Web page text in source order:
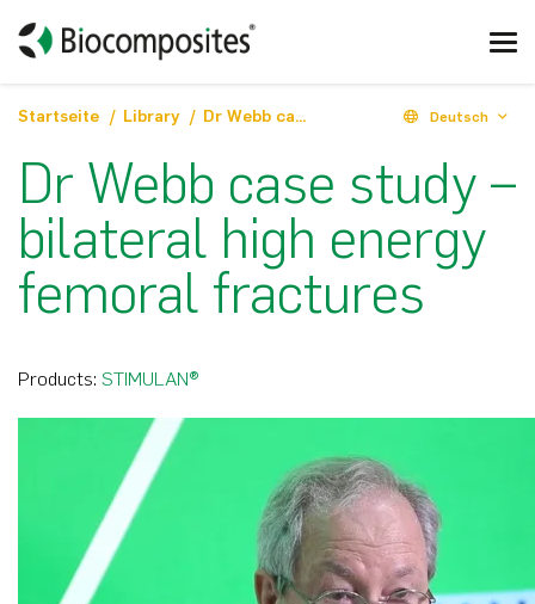
Startseite Library Dr Webb case study – bilateral high energy femoral fractures Deutsch
Dr Webb case study –
bilateral high energy
femoral fractures
Products: STIMULAN®